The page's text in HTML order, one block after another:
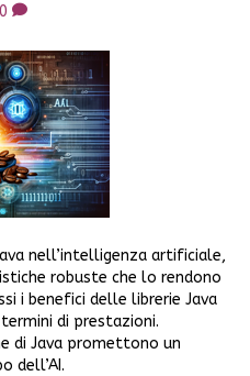
0
nell’intelligenza artificiale,
robuste che lo rendono
i benefici delle librerie Java
di prestazioni.
di Java promettono un
dell’AI.